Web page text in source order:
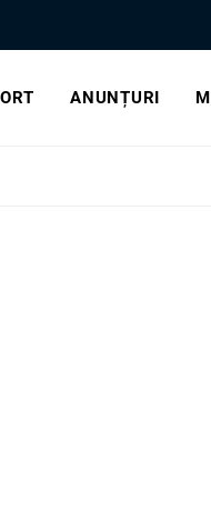
ANUNȚURI